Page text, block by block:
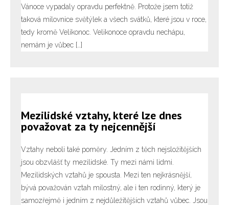
Vánoce vypadaly opravdu perfektně. Protože jsem totiž
taková milovnice světýlek a všech svátků, které jsou v roce,
tedy kromě Velikonoc. Velikonoce opravdu nechápu,
nemám je vůbec […]
Mezilidské vztahy, které lze dnes
považovat za ty nejcennější
Vztahy neboli také poměry. Jedním z těch nejsložitějších
jsou obzvlášť ty mezilidské. Ty mezi námi lidmi.
Mezilidských vztahů je spousta. Mezi ten nejkrásnější,
bývá považován vztah milostný, ale i ten rodinný, který je
samozřejmě i jedním z nejdůležitějších vztahů vůbec. Jsou